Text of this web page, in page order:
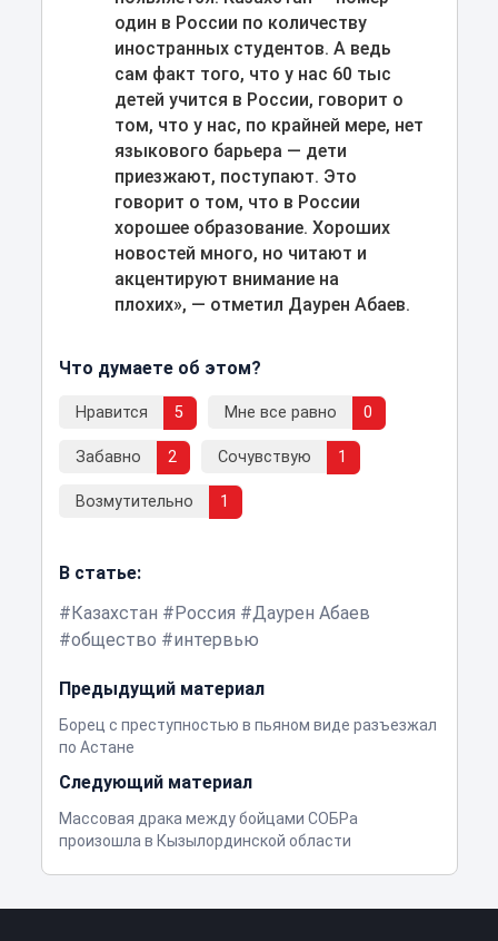
один в России по количеству
иностранных студентов. А ведь
сам факт того, что у нас 60 тыс
детей учится в России, говорит о
том, что у нас, по крайней мере, нет
языкового барьера — дети
приезжают, поступают. Это
говорит о том, что в России
хорошее образование. Хороших
новостей много, но читают и
акцентируют внимание на
плохих», — отметил Даурен Абаев.
Что думаете об этом?
Нравится 5 Мне все равно 0
Забавно 2 Сочувствую 1
Возмутительно 1
В статье:
Казахстан
Россия
Даурен Абаев
общество
интервью
Предыдущий материал
Борец с преступностью в пьяном виде разъезжал
по Астане
Следующий материал
Массовая драка между бойцами СОБРа
произошла в Кызылординской области